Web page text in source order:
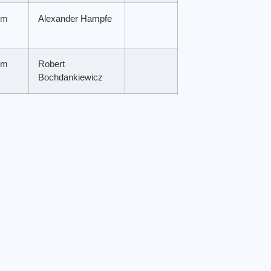
Alexander Hampfe
Robert
Bochdankiewicz